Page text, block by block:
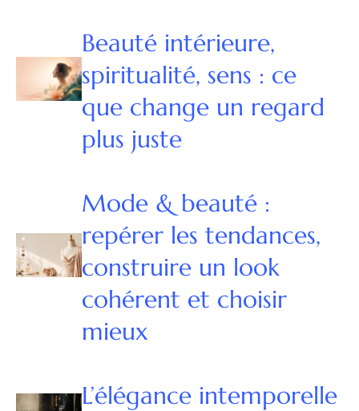
Beauté intérieure,
spiritualité, sens : ce
que change un regard
plus juste
Mode & beauté :
repérer les tendances,
construire un look
cohérent et choisir
mieux
L’élégance intemporelle